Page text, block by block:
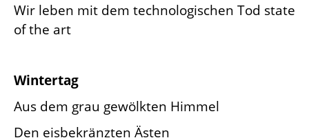
Wir leben mit dem technologischen Tod state
of the art
Wintertag
Aus dem grau gewölkten Himmel
Den eisbekränzten Ästen